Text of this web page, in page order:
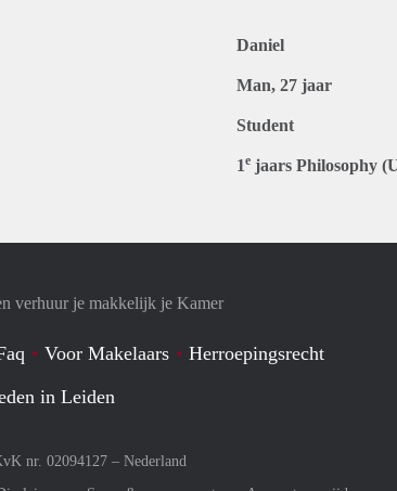
Daniel
Man, 27 jaar
Student
1e jaars Philosophy
verhuur je makkelijk je Kamer
Voor Makelaars
Herroepingsrecht
in Leiden
nr. 02094127 – Nederland